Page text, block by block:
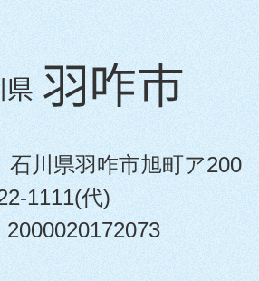
川県羽咋市旭町ア200
1111(代)
2000020172073